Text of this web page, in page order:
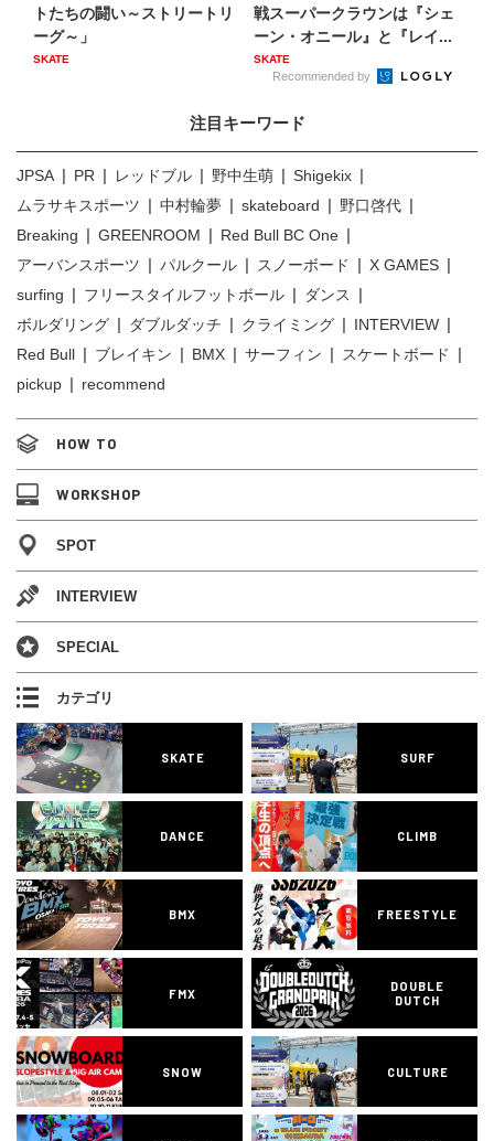
トたちの闘い～ストリートリ
ーグ～」
SKATE
戦スーパークラウンは『シェ
ーン・オニール』と『レイ...
SKATE
Recommended by
注目キーワード
JPSA PR レッドブル 野中生萌
Shigekix
ムラサキスポーツ
中村輪夢 skateboard
野口啓代
Breaking
GREENROOM
Red Bull BC One
アーバンスポーツ
パルクール スノーボード
X GAMES
surfing
フリースタイルフットボール
ダンス
ボルダリング
ダブルダッチ クライミング
INTERVIEW
Red Bull
ブレイキン BMX サーフィン
スケートボード
pickup
recommend
HOW TO
WORKSHOP
SPOT
INTERVIEW
SPECIAL
カテゴリ
SKATE SURF
DANCE CLIMB
BMX FREESTYLE
FMX
DOUBLE
DUTCH
SNOW CULTURE